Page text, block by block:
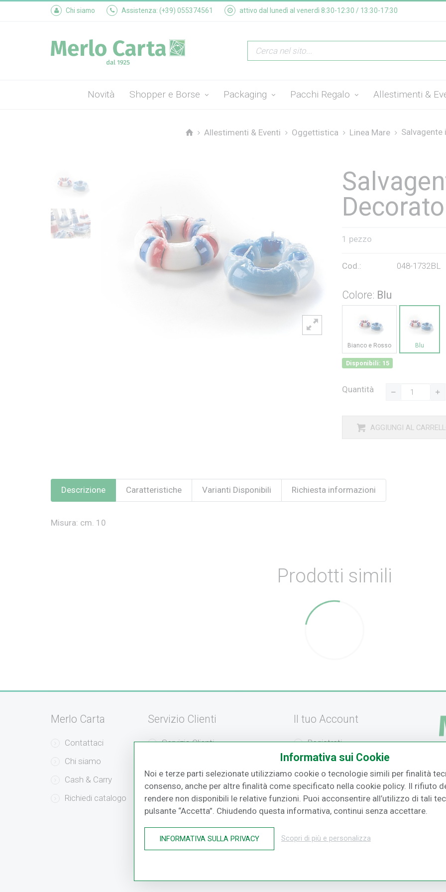
Chi siamo Assistenza: (+39) 055374561 attivo dal lunedì al venerdì 8:30-12:30 / 13:30-17:30
Novità Shopper e Borse Packaging Pacchi Regalo Allestimenti &
Allestimenti & Eventi Oggettistica Linea Mare Salvagente
1 pezzo
Cod.: 048-1732BL
Colore: Blu
Bianco e Rosso Blu
Disponibili: 15
Quantità
AGGIUNGI AL
Descrizione Caratteristiche Varianti Disponibili Richiesta informazioni
Misura: cm. 10
Prodotti simili
Merlo Carta
Contattaci
Chi siamo
Cash & Carry
Richiedi catalogo
Servizio Clienti
Servizio Clienti
Modalità di Spedizione
Resi e Recessi
Il tuo Account
Registrati
Recupera la Password
Effettua un Reso
o
Informativa sui Cookie
Noi e terze parti selezionate utilizziamo cookie o tecnologie simili per finalità
consenso, anche per altre finalità come specificato nella cookie policy. Il rifiuto
rendere non disponibili le relative funzioni. Puoi acconsentire all’utilizzo di tali
pulsante “Accetta”. Chiudendo questa informativa, continui senza accettare.
INFORMATIVA SULLA PRIVACY Scopri di più e personalizza